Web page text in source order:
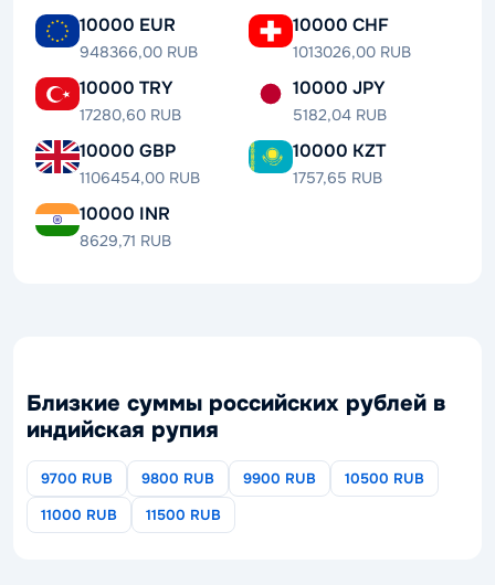
10000 EUR
948366,00 RUB
10000 CHF
1013026,00 RUB
10000 TRY
17280,60 RUB
10000 JPY
5182,04 RUB
10000 GBP
1106454,00 RUB
10000 KZT
1757,65 RUB
10000 INR
8629,71 RUB
Близкие суммы российских рублей в
индийская рупия
9700 RUB 9800 RUB 9900 RUB
10500 RUB
11000 RUB
11500 RUB